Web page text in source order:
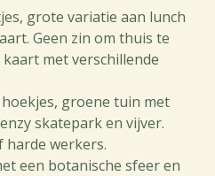
grote variatie aan lunch
Geen zin om thuis te
met verschillende
groene tuin met
skatepark en vijver.
harde werkers.
een botanische sfeer en